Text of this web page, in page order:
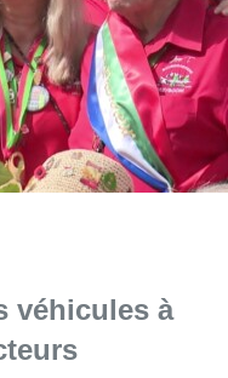
véhicules à